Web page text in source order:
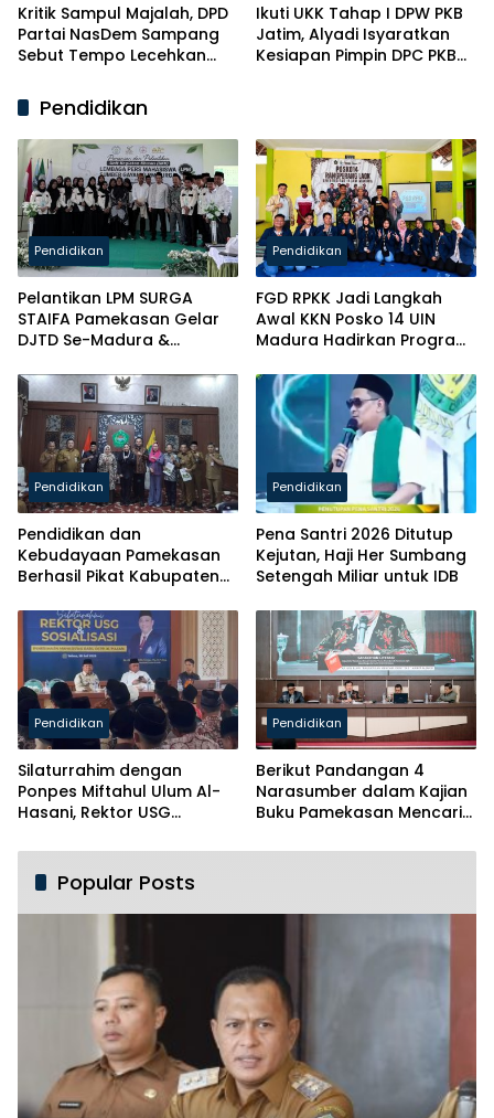
Kritik Sampul Majalah, DPD
Partai NasDem Sampang
Sebut Tempo Lecehkan
Ikuti UKK Tahap I DPW PKB
Jatim, Alyadi Isyaratkan
Kesiapan Pimpin DPC PKB
Pendidikan
Pendidikan
Pelantikan LPM SURGA
STAIFA Pamekasan Gelar
DJTD Se-Madura &
Pendidikan
FGD RPKK Jadi Langkah
Awal KKN Posko 14 UIN
Madura Hadirkan Program
Pendidikan
Pendidikan dan
Kebudayaan Pamekasan
Berhasil Pikat Kabupaten
Pendidikan
Pena Santri 2026 Ditutup
Kejutan, Haji Her Sumbang
Setengah Miliar untuk IDB
Pendidikan
Silaturrahim dengan
Ponpes Miftahul Ulum Al-
Hasani, Rektor USG
Beasiswa
Pendidikan
Berikut Pandangan 4
Narasumber dalam Kajian
Buku Pamekasan Mencari
Popular Posts